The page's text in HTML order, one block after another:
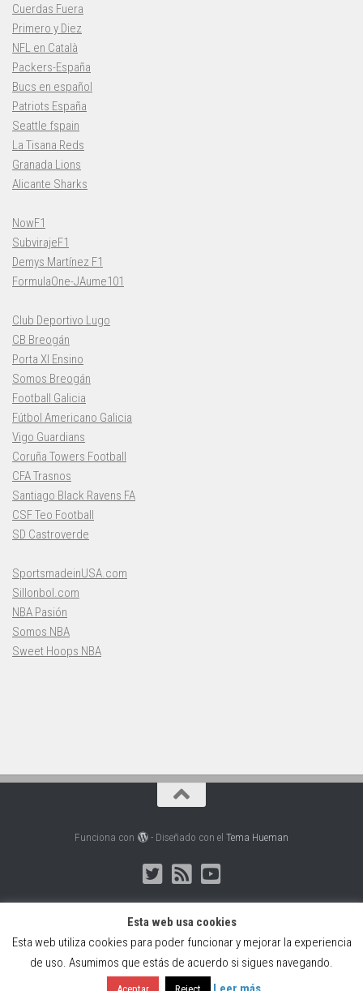
Cuerdas Fuera
Primero y Diez
NFL en Català
Packers-España
Bucs en español
Patriots España
Seattle fspain
La Tisana Reds
Granada Lions
Alicante Sharks
NowF1
SubvirajeF1
Demys Martínez F1
FormulaOne-JAume101
Club Deportivo Lugo
CB Breogán
Porta XI Ensino
Somos Breogán
Football Galicia
Fútbol Americano Galicia
Vigo Guardians
Coruña Towers Football
CFA Trasnos
Santiago Black Ravens FA
CSF Teo Football
SD Castroverde
SportsmadeinUSA.com
Sillonbol.com
NBA Pasión
Somos NBA
Sweet Hoops NBA
Funciona con - Diseñado con el Tema Hueman
Web creada, alojada y mantenida por Café Dixital SL - 2026.
Visítanos enhttps://cafedixital.como ponte en contacto con
nosotros en
info@cafedixital.com
Esta web usa cookies
Esta web utiliza cookies para poder funcionar y mejorar la experiencia
de uso. Asumimos que estás de acuerdo si sigues navegando.